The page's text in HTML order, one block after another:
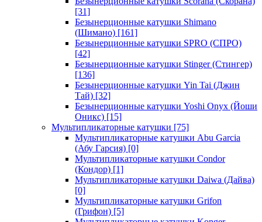
[31]
Безынерционные катушки Shimano
(Шимано) [161]
Безынерционные катушки SPRO (СПРО)
[42]
Безынерционные катушки Stinger (Стингер)
[136]
Безынерционные катушки Yin Tai (Джин
Тай) [32]
Безынерционные катушки Yoshi Onyx (Йоши
Оникс) [15]
Мультипликаторные катушки [75]
Мультипликаторные катушки Abu Garcia
(Абу Гарсия) [0]
Мультипликаторные катушки Condor
(Кондор) [1]
Мультипликаторные катушки Daiwa (Дайва)
[0]
Мультипликаторные катушки Grifon
(Грифон) [5]